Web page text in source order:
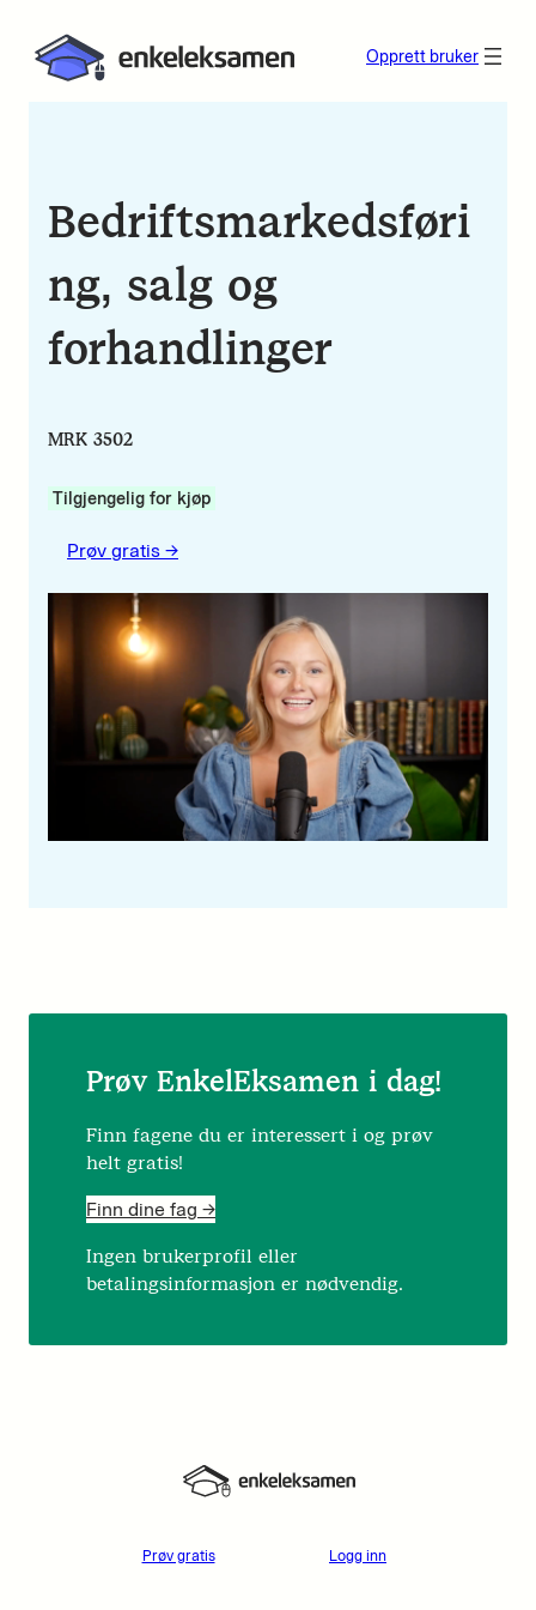
Opprett bruker
Bedriftsmarkedsføri
ng, salg og
forhandlinger
MRK 3502
Tilgjengelig for kjøp
Prøv gratis ->
Prøv EnkelEksamen i dag!
Finn fagene du er interessert i og prøv
helt gratis!
Finn dine fag ->
Ingen brukerprofil eller
betalingsinformasjon er nødvendig.
Prøv gratis Logg inn